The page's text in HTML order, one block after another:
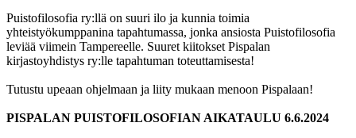
Puistofilosofia ry:llä on suuri ilo ja kunnia toimia
yhteistyökumppanina tapahtumassa, jonka ansiosta Puistofilosofia
leviää viimein Tampereelle. Suuret kiitokset Pispalan
kirjastoyhdistys ry:lle tapahtuman toteuttamisesta!
Tutustu upeaan ohjelmaan ja liity mukaan menoon Pispalaan!
PISPALAN PUISTOFILOSOFIAN AIKATAULU 6.6.2024